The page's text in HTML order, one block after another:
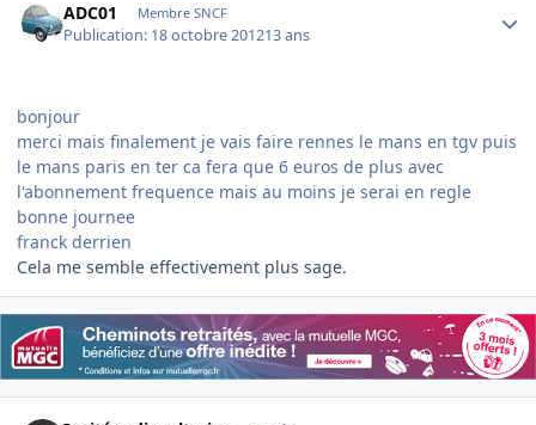
ADC01 Membre SNCF
Publication: 18 octobre 201213 ans
bonjour
merci mais finalement je vais faire rennes le mans en tgv puis
le mans paris en ter ca fera que 6 euros de plus avec
l'abonnement frequence mais au moins je serai en regle
bonne journee
franck derrien
Cela me semble effectivement plus sage.